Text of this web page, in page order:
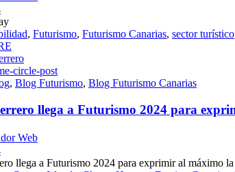
, Futurismo, Futurismo Canarias, sector turístico
circle-post
, Blog Futurismo, Blog Futurismo Canarias
llega a Futurismo 2024 para
Web
llega a Futurismo 2024 para exprimir al máximo